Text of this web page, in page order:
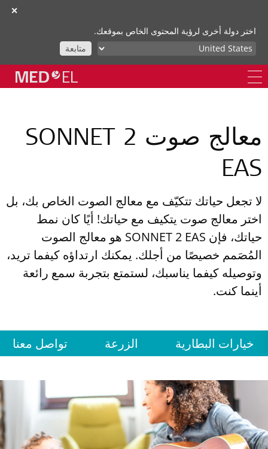
✕
اختر دولة أخرى لرؤية المحتوى الخاص بموقعك.
متابعة
معالج صوت SONNET 2
EAS
لا تجعل حياتك تتكيّف مع معالج الصوت الخاص بك، بل
اختر معالج صوت يتكيف مع حياتك! أيًا كان نمط
حياتك، فإن SONNET 2 EAS هو معالج الصوت
المُصَمم خصيصًا من أجلك. يمكنك ارتداؤه كيفما تريد،
وتوصيله كيفما يناسبك، لستمتع بتجربة سمع رائعة
أينما كنت.
خيارات البطارية الزرعة تواصل معنا